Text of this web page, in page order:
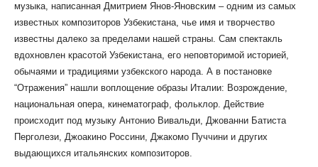
музыка, написанная Дмитрием Янов-Яновским – одним из самых
известных композиторов Узбекистана, чье имя и творчество
известны далеко за пределами нашей страны. Сам спектакль
вдохновлен красотой Узбекистана, его неповторимой историей,
обычаями и традициями узбекского народа. А в постановке
“Отражения” нашли воплощение образы Италии: Возрождение,
национальная опера, кинематограф, фольклор. Действие
происходит под музыку Антонио Вивальди, Джованни Батиста
Перголези, Джоакино Россини, Джакомо Пуччини и других
выдающихся итальянских композиторов.